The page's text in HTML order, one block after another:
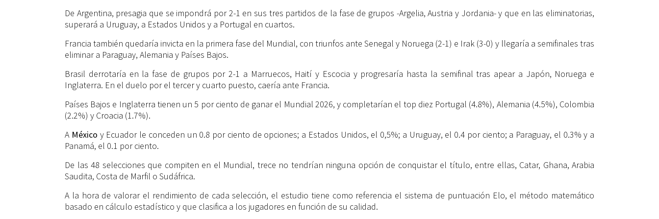
De Argentina, presagia que se impondrá por 2-1 en sus tres partidos de la fase de grupos -Argelia, Austria y Jordania- y que en las eliminatorias,
superará a Uruguay, a Estados Unidos y a Portugal en cuartos.
Francia también quedaría invicta en la primera fase del Mundial, con triunfos ante Senegal y Noruega (2-1) e Irak (3-0) y llegaría a semifinales tras
eliminar a Paraguay, Alemania y Países Bajos.
Brasil derrotaría en la fase de grupos por 2-1 a Marruecos, Haití y Escocia y progresaría hasta la semifinal tras apear a Japón, Noruega e
Inglaterra. En el duelo por el tercer y cuarto puesto, caería ante Francia.
Países Bajos e Inglaterra tienen un 5 por ciento de ganar el Mundial 2026, y completarían el top diez Portugal (4.8%), Alemania (4.5%), Colombia
(2.2%) y Croacia (1.7%).
A México y Ecuador le conceden un 0.8 por ciento de opciones; a Estados Unidos, el 0,5%; a Uruguay, el 0.4 por ciento; a Paraguay, el 0.3% y a
Panamá, el 0.1 por ciento.
De las 48 selecciones que compiten en el Mundial, trece no tendrían ninguna opción de conquistar el título, entre ellas, Catar, Ghana, Arabia
Saudita, Costa de Marfil o Sudáfrica.
A la hora de valorar el rendimiento de cada selección, el estudio tiene como referencia el sistema de puntuación Elo, el método matemático
basado en cálculo estadístico y que clasifica a los jugadores en función de su calidad.